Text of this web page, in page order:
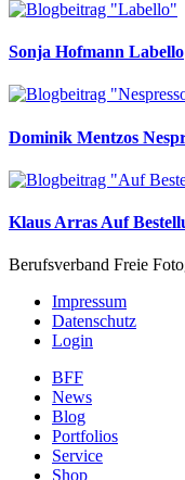
Sonja Hofmann Labello
Dominik Mentzos
Klaus Arras Auf
Berufsverband Freie
Impressum
Datenschutz
Login
BFF
News
Blog
Portfolios
Service
Shop